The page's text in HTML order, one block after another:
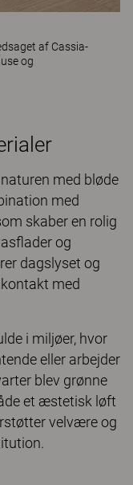
af Cassia-
og
med bløde
med
skaber en rolig
og
dagslyset og
med
i miljøer, hvor
eller arbejder
blev grønne
et æstetisk løft
velvære og